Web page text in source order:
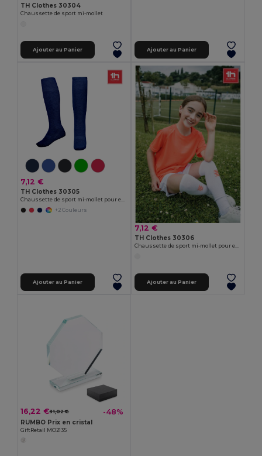
TH Clothes 30304
Chaussette de sport mi-mollet
Ajouter au Panier Ajouter au Panier
7,12 €
TH Clothes 30305
Chaussette de sport mi-mollet pour enfants
+2 Couleurs
Ajouter au Panier
7,12 €
TH Clothes 30306
Chaussette de sport mi-mollet pour enfants
Ajouter au Panier
16,22 €31,02 € -48%
RUMBO Prix en cristal
GiftRetail MO2135